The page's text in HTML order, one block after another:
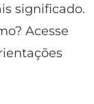
significado.
Acesse